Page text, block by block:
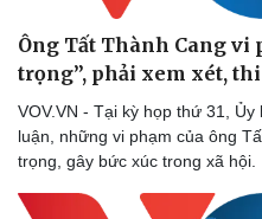
Dinh dưỡng - món ngon
Cây thuốc
Sản phụ khoa
Nhi khoa
Nam khoa
Phòng mạch online
Ông Tất Thành Cang vi
trọng”, phải xem xét,
VOV.VN - Tại kỳ họp thứ 31,
luận, những vi phạm của ông
trọng, gây bức xúc trong xã hội.